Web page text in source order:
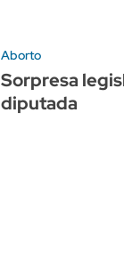
Aborto
Sorpresa
diputada